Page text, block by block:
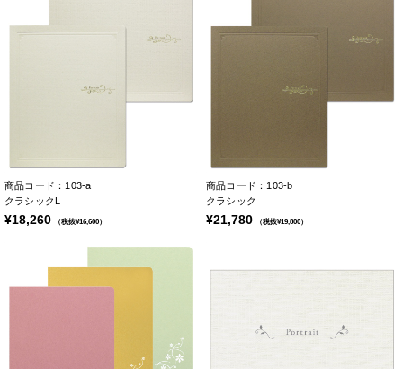
商品コード：103-a
クラシックL
¥18,260 （税抜¥16,600）
商品コード：103-b
クラシック
¥21,780 （税抜¥19,800）